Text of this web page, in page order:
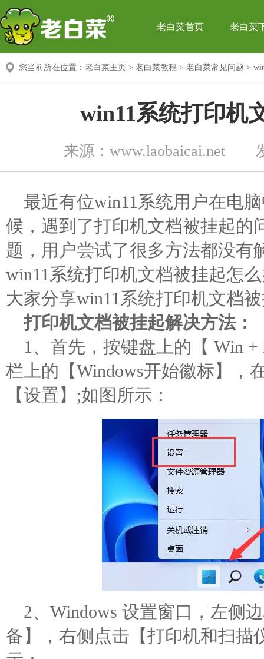
老白菜首页 老白菜
您当前所在位置： 老白菜主页 > 老白菜教程 > 老白菜常见问题 >
win11系统打印机
来源： www.laobaicai.net
最近有位win11系统用户在电
候，遇到了打印机文档被挂起的
题，用户尝试了很多方法都没有
win11系统打印机文档被挂起怎
大家分享win11系统打印机文档
打印机文档被挂起解决方法：
1、首先，按键盘上的【 Win
栏上的【Windows开始徽标】，
【设置】;如图所示：
2、Windows 设置窗口，左侧
备】，右侧点击【打印机和扫描